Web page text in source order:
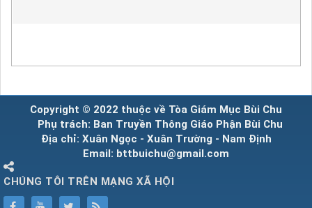
Copyright © 2022 thuộc về Tòa Giám Mục Bùi Chu
Phụ trách: Ban Truyền Thông Giáo Phận Bùi Chu
Địa chỉ: Xuân Ngọc - Xuân Trường - Nam Định
Email: bttbuichu@gmail.com
CHÚNG TÔI TRÊN MẠNG XÃ HỘI